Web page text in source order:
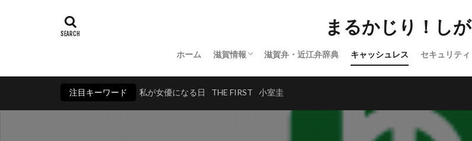
まるかじり！しが
ホーム 滋賀情報
湖北
湖東
湖南
湖西
滋賀弁・近江弁辞典 キャッシュレス セキュリティ
注目キーワード 私が女優になる日 THE FIRST 小室圭